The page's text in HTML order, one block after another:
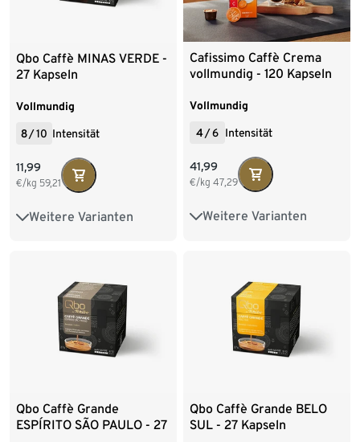
Qbo Caffè MINAS VERDE -
27 Kapseln
Vollmundig
8/10 Intensität
11,99
€/kg 59,21
Weitere Varianten
8 Kapseln 144 Kapseln
Cafissimo Caffè Crema
vollmundig - 120 Kapseln
Vollmundig
4/6 Intensität
41,99
€/kg 47,29
Weitere Varianten
10 Kapseln 30 Kapseln
Qbo Caffè Grande
ESPÍRITO SÃO PAULO - 27
Qbo Caffè Grande BELO
SUL - 27 Kapseln